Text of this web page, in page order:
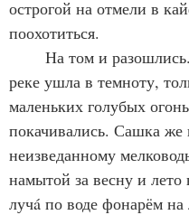
острогой на отмели в
поохотиться.
реке ушла в темноту,
маленьких голубых
покачивались. Сашка же
неизведанному
намытой за весну и лето
лучá по воде фонарём на